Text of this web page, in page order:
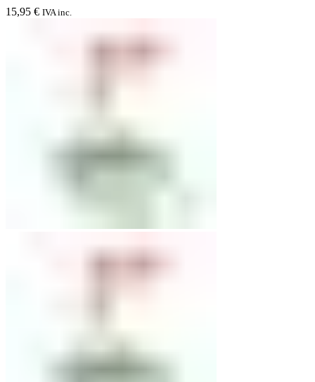
15,95 € IVA inc.